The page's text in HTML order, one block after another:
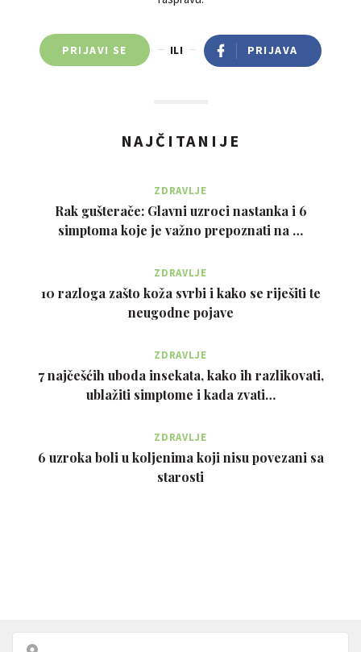
PRIJAVI SE ILI PRIJAVA
NAJČITANIJE
ZDRAVLJE
Rak gušterače: Glavni uzroci nastanka i 6
simptoma koje je važno prepoznati na …
ZDRAVLJE
10 razloga zašto koža svrbi i kako se riješiti te
neugodne pojave
ZDRAVLJE
7 najčešćih uboda insekata, kako ih razlikovati,
ublažiti simptome i kada zvati…
ZDRAVLJE
6 uzroka boli u koljenima koji nisu povezani sa
starosti